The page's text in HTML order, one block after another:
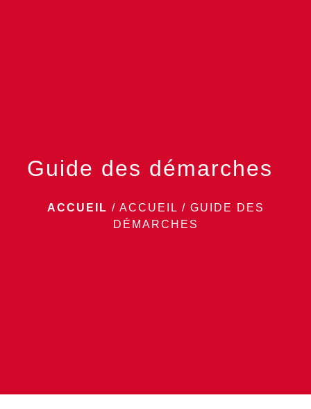
Guide des démarches
ACCUEIL / ACCUEIL / GUIDE DES
DÉMARCHES